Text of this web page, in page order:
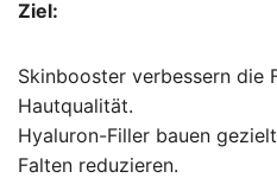
Ziel:
Skinbooster verbessern die
Hautqualität.
Hyaluron-Filler bauen
Falten reduzieren.